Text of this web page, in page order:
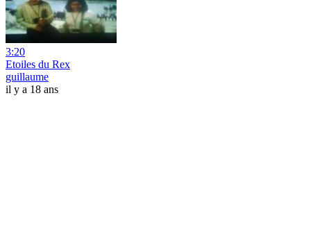
3:20
Etoiles du Rex
guillaume
il y a 18 ans